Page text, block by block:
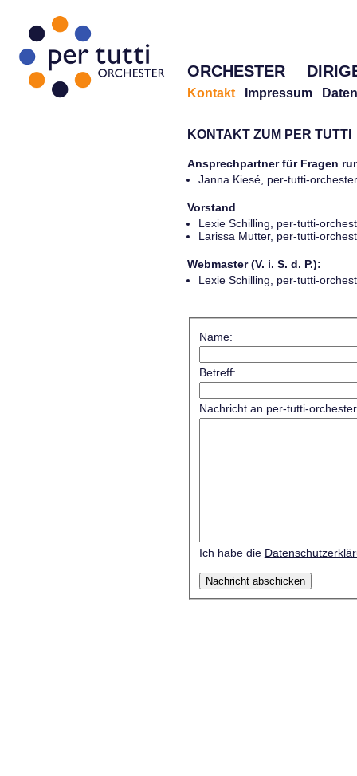
ORCHESTER
Kontakt Impressum
KONTAKT ZUM PER TUTTI
Ansprechpartner für Fragen
Janna Kiesé, per-tutti-
Vorstand
Lexie Schilling, per-tutti-
Larissa Mutter, per-tutti-
Webmaster (V. i. S. d. P.):
Lexie Schilling, per-tutti-
Name:
Betreff:
Nachricht an per-tutti-
Ich habe die